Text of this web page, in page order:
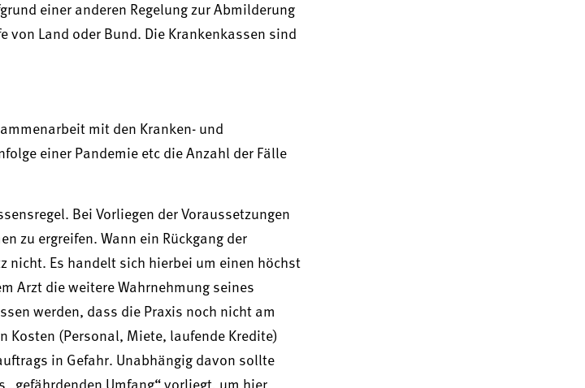
einer anderen Regelung zur Abmilderung
von Land oder Bund. Die Krankenkassen sind
mit den Kranken- und
einer Pandemie etc die Anzahl der Fälle
Bei Vorliegen der Voraussetzungen
zu ergreifen. Wann ein Rückgang der
nicht. Es handelt sich hierbei um einen höchst
Arzt die weitere Wahrnehmung seines
werden, dass die Praxis noch nicht am
Kosten (Personal, Miete, laufende Kredite)
in Gefahr. Unabhängig davon sollte